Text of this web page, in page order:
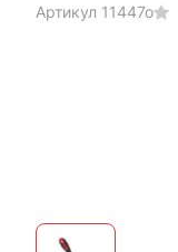
Артикул 11447о